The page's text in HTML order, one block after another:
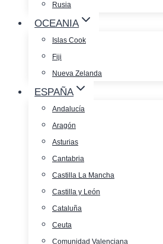
Rusia
OCEANIA
Islas Cook
Fiji
Nueva Zelanda
ESPAÑA
Andalucía
Aragón
Asturias
Cantabria
Castilla La Mancha
Castilla y León
Cataluña
Ceuta
Comunidad Valenciana